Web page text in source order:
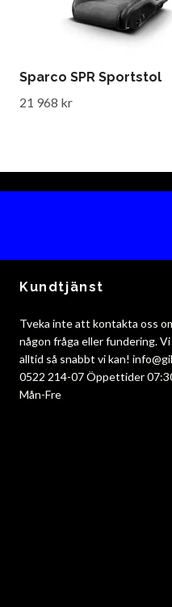
Sparco SPR Sportstol
21 968 kr
Kundtjänst
Tveka inte att kontakta oss
någon fråga eller fundering.
alltid så snabbt vi kan!
0522 214-07 Öppettider
Mån-Fre